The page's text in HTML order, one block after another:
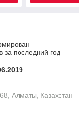
за последний год
Алматы, Казахстан